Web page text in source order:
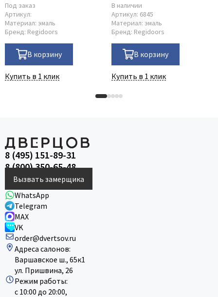
Под заказ
Артикул:
Материал: эмаль
Бренд: Regidoors
В корзину
Купить в 1 клик
В наличии
Артикул: 6845
Материал: эмаль
Бренд: Regidoors
В корзину
Купить в 1 клик
8 (495) 151-89-31
8 (800) 350-65-48
Вызвать замерщика
WhatsApp
Telegram
MAX
VK
order@dvertsov.ru
Адреса салонов:
Варшавское ш., 65к1
ул. Пришвина, 26
Режим работы:
с 10:00 до 20:00,